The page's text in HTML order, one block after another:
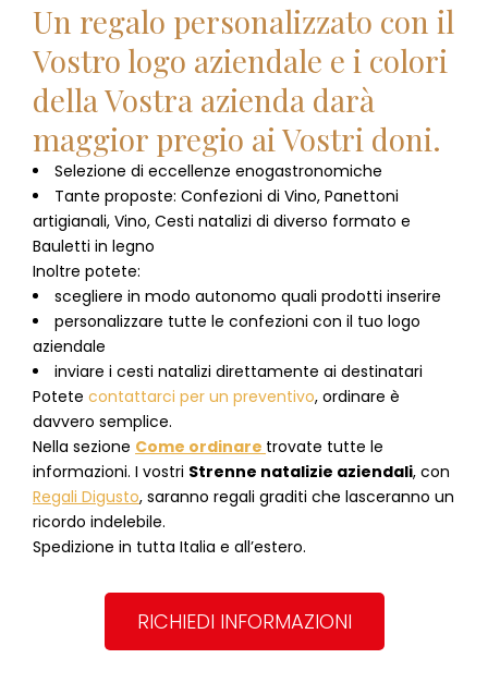
Un regalo personalizzato con il
Vostro logo aziendale e i colori
della Vostra azienda darà
maggior pregio ai Vostri doni.
Selezione di eccellenze enogastronomiche
Tante proposte: Confezioni di Vino, Panettoni
artigianali, Vino, Cesti natalizi di diverso formato e
Bauletti in legno
Inoltre potete:
scegliere in modo autonomo quali prodotti inserire
personalizzare tutte le confezioni con il tuo logo
aziendale
inviare i cesti natalizi direttamente ai destinatari
Potete contattarci per un preventivo, ordinare è
davvero semplice.
Nella sezione Come ordinare trovate tutte le
informazioni. I vostri Strenne natalizie aziendali, con
Regali Digusto, saranno regali graditi che lasceranno un
ricordo indelebile.
Spedizione in tutta Italia e all’estero.
RICHIEDI INFORMAZIONI